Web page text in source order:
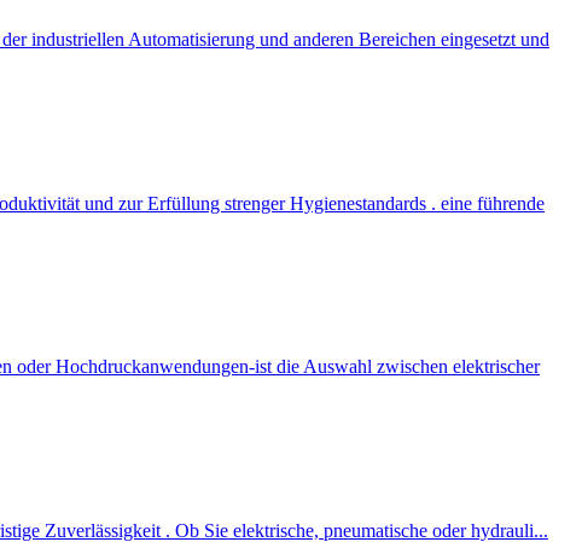
industriellen Automatisierung und anderen Bereichen eingesetzt und
und zur Erfüllung strenger Hygienestandards . eine führende
oder Hochdruckanwendungen-ist die Auswahl zwischen elektrischer
Zuverlässigkeit . Ob Sie elektrische, pneumatische oder hydrauli...